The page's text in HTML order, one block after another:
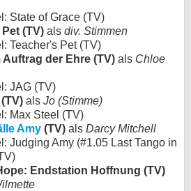
State of Grace (TV)
(TV) als div. Stimmen
Teacher's Pet (TV)
Auftrag der Ehre (TV) als Chloe
JAG (TV)
als Jo (Stimme)
Max Steel (TV)
Amy (TV) als Darcy Mitchell
Judging Amy (#1.05 Last Tango in
Endstation Hoffnung (TV)